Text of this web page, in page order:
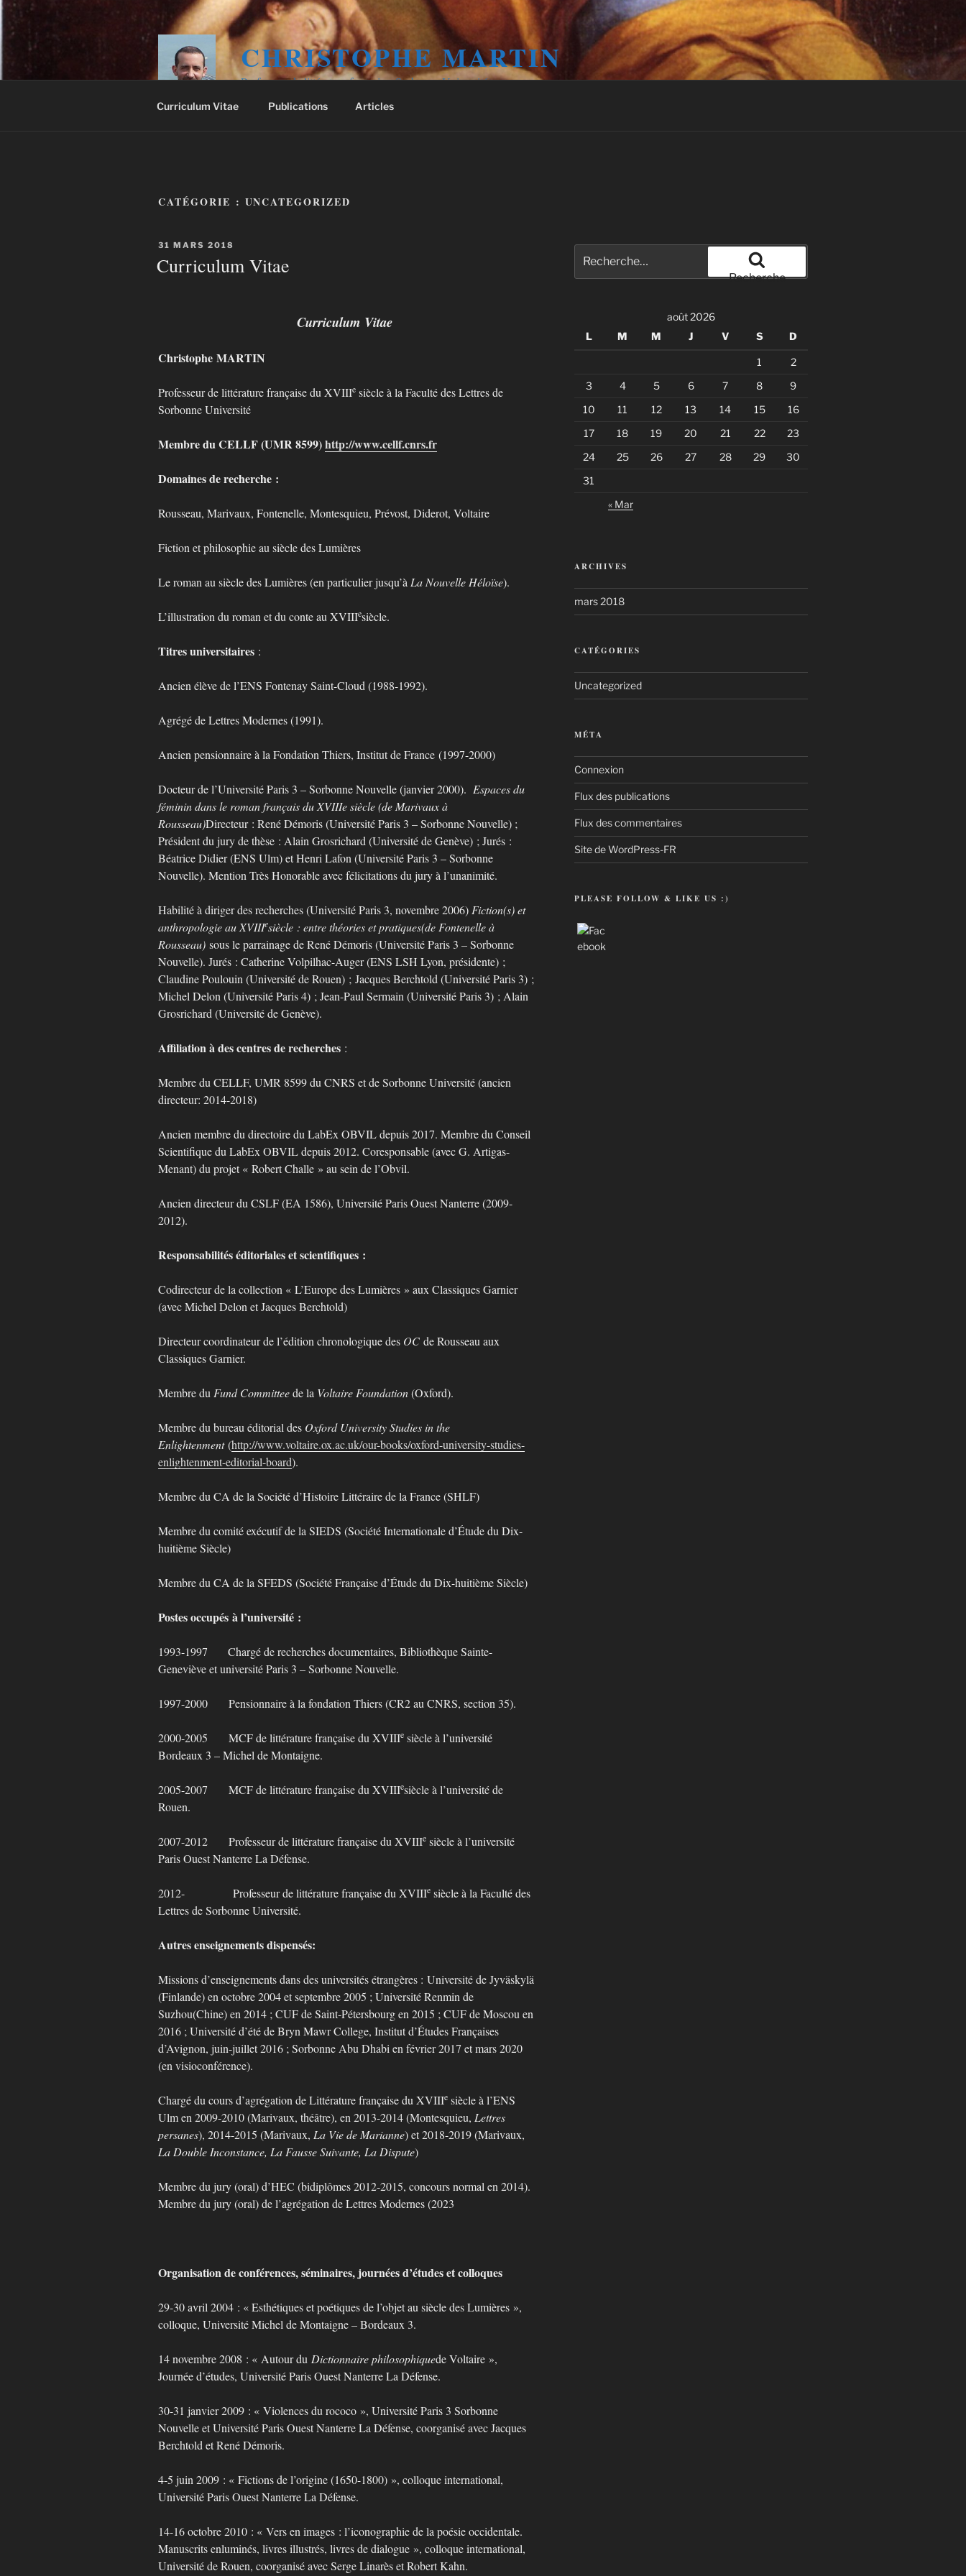
Aller
au
contenu
CHRISTOPHE MARTIN
Professeur de littérature française, Sorbonne Université
Curriculum Vitae Publications Articles
CATÉGORIE : UNCATEGORIZED
PUBLIÉ
31 MARS 2018
Curriculum Vitae
Curriculum Vitae
Christophe MARTIN
Professeur de littérature française du XVIIIe siècle à la Faculté des Lettres de
Sorbonne Université
Membre du CELLF (UMR 8599)http://www.cellf.cnrs.fr
Domaines de recherche :
Rousseau, Marivaux, Fontenelle, Montesquieu, Prévost, Diderot, Voltaire
Fiction et philosophie au siècle des Lumières
Le roman au siècle des Lumières (en particulier jusqu’à La Nouvelle Héloïse).
L’illustration du roman et du conte au XVIIIesiècle.
Titres universitaires :
Ancien élève de l’ENS Fontenay Saint-Cloud (1988-1992).
Agrégé de Lettres Modernes (1991).
Ancien pensionnaire à la Fondation Thiers, Institut de France (1997-2000)
Docteur de l’Université Paris 3 – Sorbonne Nouvelle (janvier 2000). Espaces du
féminin dans le roman français du XVIIIe siècle (de Marivaux à
Rousseau)Directeur : René Démoris (Université Paris 3 – Sorbonne Nouvelle) ;
Président du jury de thèse : Alain Grosrichard (Université de Genève) ; Jurés :
Béatrice Didier (ENS Ulm) et Henri Lafon (Université Paris 3 – Sorbonne
Nouvelle). Mention Très Honorable avec félicitations du jury à l’unanimité.
Habilité à diriger des recherches (Université Paris 3, novembre 2006) Fiction(s) et
anthropologie au XVIIIesiècle : entre théories et pratiques(de Fontenelle à
Rousseau) sous le parrainage de René Démoris (Université Paris 3 – Sorbonne
Nouvelle). Jurés : Catherine Volpilhac-Auger (ENS LSH Lyon, présidente) ;
Claudine Poulouin (Université de Rouen) ; Jacques Berchtold (Université Paris 3) ;
Michel Delon (Université Paris 4) ; Jean-Paul Sermain (Université Paris 3) ; Alain
Grosrichard (Université de Genève).
Affiliation à des centres de recherches :
Membre du CELLF, UMR 8599 du CNRS et de Sorbonne Université (ancien
directeur: 2014-2018)
Ancien membre du directoire du LabEx OBVIL depuis 2017. Membre du Conseil
Scientifique du LabEx OBVIL depuis 2012. Coresponsable (avec G. Artigas-
Menant) du projet « Robert Challe » au sein de l’Obvil.
Ancien directeur du CSLF (EA 1586), Université Paris Ouest Nanterre (2009-
2012).
Responsabilités éditoriales et scientifiques :
Codirecteur de la collection « L’Europe des Lumières » aux Classiques Garnier
(avec Michel Delon et Jacques Berchtold)
Directeur coordinateur de l’édition chronologique des OC de Rousseau aux
Classiques Garnier.
Membre du Fund Committeede la Voltaire Foundation(Oxford).
Membre du bureau éditorial des Oxford University Studies in the
Enlightenment(http://www.voltaire.ox.ac.uk/our-books/oxford-university-studies-
enlightenment-editorial-board).
Membre du CA de la Société d’Histoire Littéraire de la France (SHLF)
Membre du comité exécutif de la SIEDS (Société Internationale d’Étude du Dix-
huitième Siècle)
Membre du CA de la SFEDS (Société Française d’Étude du Dix-huitième Siècle)
Postes occupés à l’université :
1993-1997 Chargé de recherches documentaires, Bibliothèque Sainte-
Geneviève et université Paris 3 – Sorbonne Nouvelle.
1997-2000 Pensionnaire à la fondation Thiers (CR2 au CNRS, section 35).
2000-2005 MCF de littérature française du XVIIIe siècle à l’université
Bordeaux 3 – Michel de Montaigne.
2005-2007 MCF de littérature française du XVIIIesiècle à l’université de
Rouen.
2007-2012 Professeur de littérature française du XVIIIe siècle à l’université
Paris Ouest Nanterre La Défense.
2012- Professeur de littérature française du XVIIIe siècle à la Faculté des
Lettres de Sorbonne Université.
Autres enseignements dispensés:
Missions d’enseignements dans des universités étrangères : Université de Jyväskylä
(Finlande) en octobre 2004 et septembre 2005 ; Université Renmin de
Suzhou(Chine) en 2014 ; CUF de Saint-Pétersbourg en 2015 ; CUF de Moscou en
2016 ; Université d’été de Bryn Mawr College, Institut d’Études Françaises
d’Avignon, juin-juillet 2016 ; Sorbonne Abu Dhabi en février 2017 et mars 2020
(en visioconférence).
Chargé du cours d’agrégation de Littérature française du XVIIIe siècle à l’ENS
Ulm en 2009-2010 (Marivaux, théâtre), en 2013-2014 (Montesquieu, Lettres
persanes), 2014-2015 (Marivaux, La Vie de Marianne) et 2018-2019 (Marivaux,
La Double Inconstance, La Fausse Suivante, La Dispute)
Membre du jury (oral) d’HEC (bidiplômes 2012-2015, concours normal en 2014).
Membre du jury (oral) de l’agrégation de Lettres Modernes (2023
Organisation de conférences, séminaires, journées d’études et colloques
29-30 avril 2004 : « Esthétiques et poétiques de l’objet au siècle des Lumières »,
colloque, Université Michel de Montaigne – Bordeaux 3.
14 novembre 2008 : « Autour du Dictionnaire philosophiquede Voltaire »,
Journée d’études, Université Paris Ouest Nanterre La Défense.
30-31 janvier 2009 : « Violences du rococo », Université Paris 3 Sorbonne
Nouvelle et Université Paris Ouest Nanterre La Défense, coorganisé avec Jacques
Berchtold et René Démoris.
4-5 juin 2009 : « Fictions de l’origine (1650-1800) », colloque international,
Université Paris Ouest Nanterre La Défense.
14-16 octobre 2010 : « Vers en images : l’iconographie de la poésie occidentale.
Manuscrits enluminés, livres illustrés, livres de dialogue », colloque international,
Université de Rouen, coorganisé avec Serge Linarès et Robert Kahn.
pour
:
Recherche
août 2026
L
M M J V S D
1
2
3
4 5 6 7 8
9
10
11 12 13 14 15
16
17
18 19 20 21 22
23
24
25 26 27 28 29
30
31
« Mar
ARCHIVES
mars 2018
CATÉGORIES
Uncategorized
MÉTA
Connexion
Flux des publications
Flux des commentaires
Site de WordPress-FR
PLEASE FOLLOW & LIKE US :)